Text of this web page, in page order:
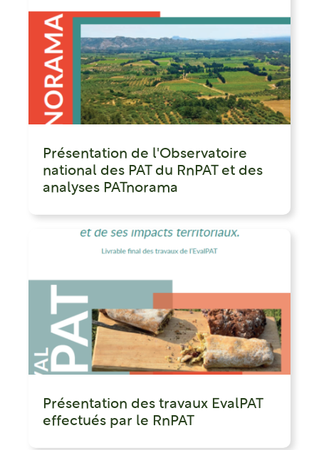
Présentation de l'Observatoire
national des PAT du RnPAT et des
analyses PATnorama
Présentation des travaux EvalPAT
effectués par le RnPAT